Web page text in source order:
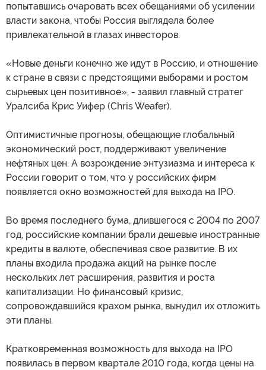
попытавшись очаровать всех обещаниями об усилении
власти закона, чтобы Россия выглядела более
привлекательной в глазах инвесторов.
«Новые деньги конечно же идут в Россию, и отношение
к стране в связи с предстоящими выборами и ростом
сырьевых цен позитивное», - заявил главный стратег
Уралсиба Крис Уифер (Chris Weafer).
Оптимистичные прогнозы, обещающие глобальный
экономический рост, поддерживают увеличение
нефтяных цен. А возрождение энтузиазма и интереса к
России говорит о том, что у российских фирм
появляется окно возможностей для выхода на IPO.
Во время последнего бума, длившегося с 2004 по 2007
год, российские компании брали дешевые иностранные
кредиты в валюте, обеспечивая свое развитие. В их
планы входила продажа акций на рынке после
нескольких лет расширения, развития и роста
капитализации. Но финансовый кризис,
сопровождавшийся крахом рынка, вынудил их отложить
эти планы.
Кратковременная возможность для выхода на IPO
появилась в первом квартале 2010 года, когда цены на